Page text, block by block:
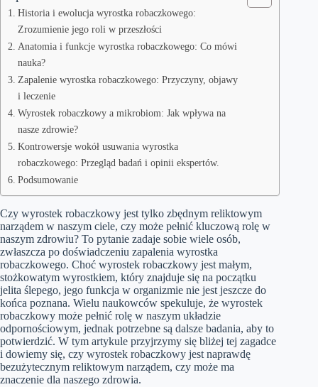
Historia i ewolucja wyrostka robaczkowego:
Zrozumienie jego roli w przeszłości
Anatomia i funkcje wyrostka robaczkowego: Co mówi
nauka?
Zapalenie wyrostka robaczkowego: Przyczyny, objawy
i leczenie
Wyrostek robaczkowy a mikrobiom: Jak wpływa na
nasze zdrowie?
Kontrowersje wokół usuwania wyrostka
robaczkowego: Przegląd badań i opinii ekspertów.
Podsumowanie
Czy wyrostek robaczkowy jest tylko zbędnym reliktowym
narządem w naszym ciele, czy może pełnić kluczową rolę w
naszym zdrowiu? To pytanie zadaje sobie wiele osób,
zwłaszcza po doświadczeniu zapalenia wyrostka
robaczkowego. Choć wyrostek robaczkowy jest małym,
stożkowatym wyrostkiem, który znajduje się na początku
jelita ślepego, jego funkcja w organizmie nie jest jeszcze do
końca poznana. Wielu naukowców spekuluje, że wyrostek
robaczkowy może pełnić rolę w naszym układzie
odpornościowym, jednak potrzebne są dalsze badania, aby to
potwierdzić. W tym artykule przyjrzymy się bliżej tej zagadce
i dowiemy się, czy wyrostek robaczkowy jest naprawdę
bezużytecznym reliktowym narządem, czy może ma
znaczenie dla naszego zdrowia.